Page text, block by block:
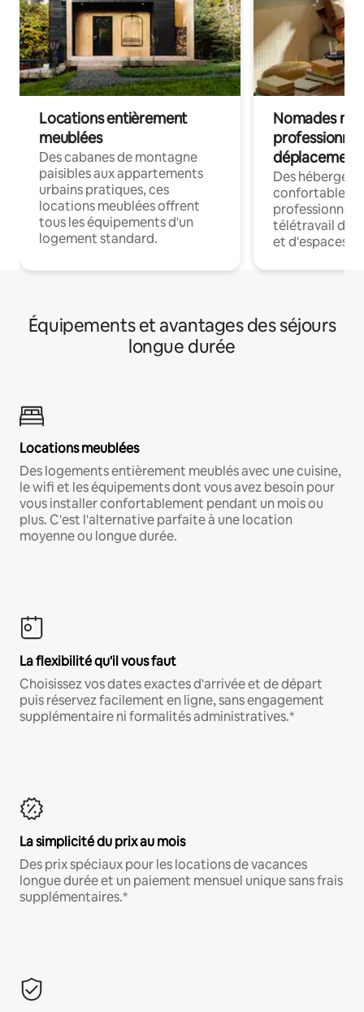
Locations entièrement
meublées
Des cabanes de montagne
paisibles aux appartements
urbains pratiques, ces
locations meublées offrent
tous les équipements d'un
logement standard.
Nomades
déplacement
Des
confortables
professionnels
télétravail
et d'espaces
Équipements et avantages des séjours
longue durée
Locations meublées
Des logements entièrement meublés avec une cuisine,
le wifi et les équipements dont vous avez besoin pour
vous installer confortablement pendant un mois ou
plus. C'est l'alternative parfaite à une location
moyenne ou longue durée.
La flexibilité qu'il vous faut
Choisissez vos dates exactes d'arrivée et de départ
puis réservez facilement en ligne, sans engagement
supplémentaire ni formalités administratives.*
La simplicité du prix au mois
Des prix spéciaux pour les locations de vacances
longue durée et un paiement mensuel unique sans frais
supplémentaires.*